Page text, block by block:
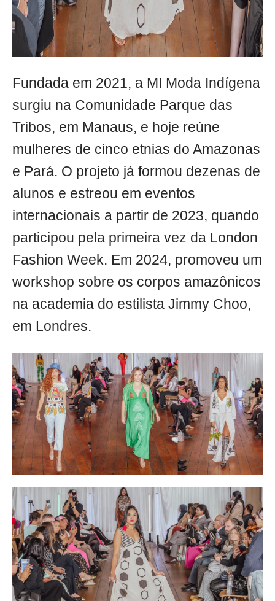
Fundada em 2021, a MI Moda Indígena
surgiu na Comunidade Parque das
Tribos, em Manaus, e hoje reúne
mulheres de cinco etnias do Amazonas
e Pará. O projeto já formou dezenas de
alunos e estreou em eventos
internacionais a partir de 2023, quando
participou pela primeira vez da London
Fashion Week. Em 2024, promoveu um
workshop sobre os corpos amazônicos
na academia do estilista Jimmy Choo,
em Londres.